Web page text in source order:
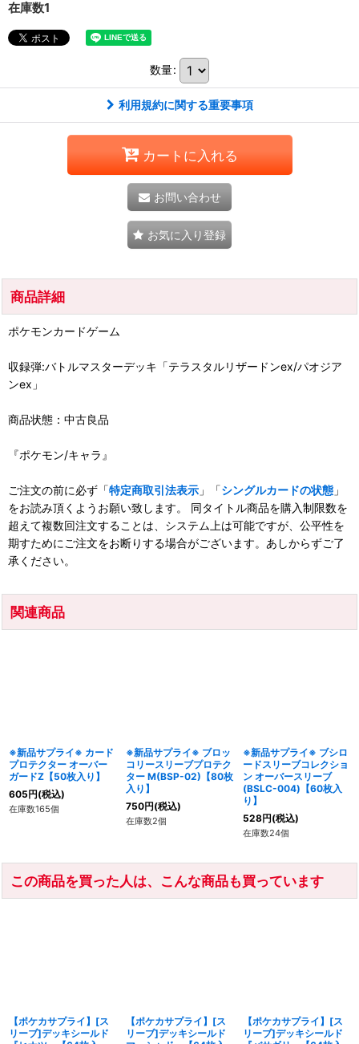
在庫数1
数量:
利用規約に関する重要事項
カートに入れる
お問い合わせ
お気に入り登録
商品詳細
ポケモンカードゲーム
収録弾:バトルマスターデッキ「テラスタルリザードンex/パオジア
ンex」
商品状態：中古良品
『ポケモン/キャラ』
ご注文の前に必ず「特定商取引法表示 」「シングルカードの状態 」
をお読み頂くようお願い致します。 同タイトル商品を購入制限数を
超えて複数回注文することは、システム上は可能ですが、公平性を
期すためにご注文をお断りする場合がございます。あしからずご了
承ください。
関連商品
※新品サプライ※ カード
プロテクター オーバー
ガードZ【50枚入り】
605円(税込)
在庫数165個
※新品サプライ※ ブロッ
コリースリーブプロテク
ター M(BSP-02)【80枚
入り】
750円(税込)
在庫数2個
※新品サプライ※ ブシロ
ードスリーブコレクショ
ン オーバースリーブ
(BSLC-004)【60枚入
り】
528円(税込)
在庫数24個
この商品を買った人は、こんな商品も買っています
【ポケカサプライ】[ス
リーブ]デッキシールド
【ポケカサプライ】[ス
リーブ]デッキシールド
【ポケカサプライ】[ス
リーブ]デッキシールド